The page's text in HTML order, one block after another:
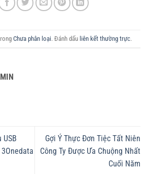
Chưa phân loại. Đánh dấu liên kết thường trực.
Gợi Ý Thực Đơn Tiệc Tất Niên
Công Ty Được Ưa Chuộng Nhất
Cuối Năm